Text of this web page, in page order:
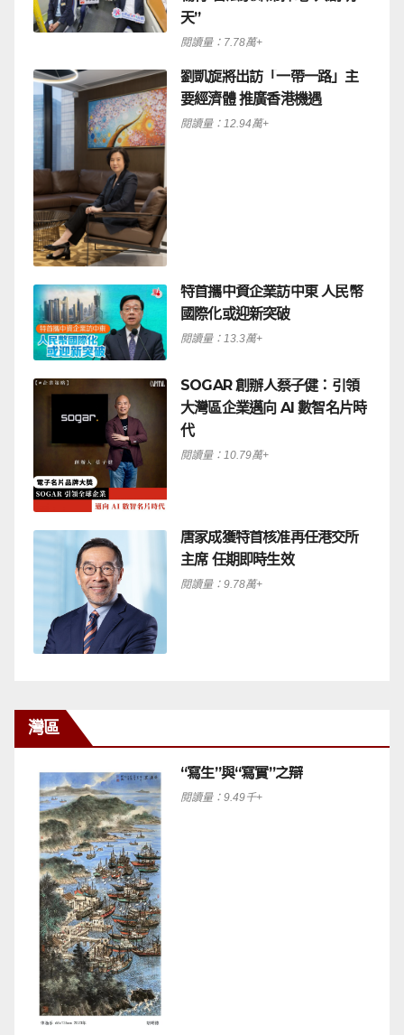
天”
閱讀量：7.78萬+
劉凱旋將出訪「一帶一路」主
要經濟體 推廣香港機遇
閱讀量：12.94萬+
特首攜中資企業訪中東 人民幣
國際化或迎新突破
閱讀量：13.3萬+
SOGAR 創辦人蔡子健：引領
大灣區企業邁向 AI 數智名片時
代
閱讀量：10.79萬+
唐家成獲特首核准再任港交所
主席 任期即時生效
閱讀量：9.78萬+
灣區
“寫生”與“寫實”之辯
閱讀量：9.49千+